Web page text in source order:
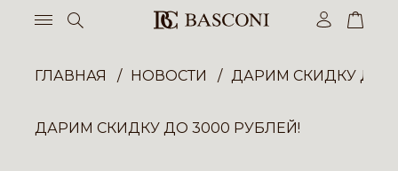
ГЛАВНАЯ НОВОСТИ ДАРИМ СКИДКУ ДО
ДАРИМ СКИДКУ ДО 3000 РУБЛЕЙ!